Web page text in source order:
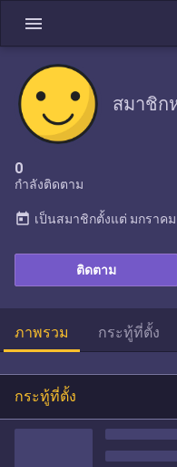
menu
สมาชิก
0
กำลังติดตาม
ติดตาม
today เป็นสมาชิกตั้งแต่ มกราค
ภาพรวม กระทู้ที่ตั้ง
กระทู้ที่ตั้ง